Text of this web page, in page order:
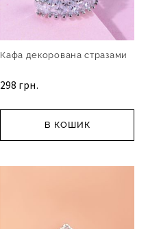
Кафа декорована стразами
298 грн.
В КОШИК